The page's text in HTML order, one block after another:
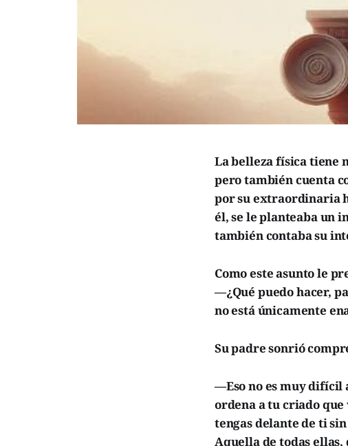
La belleza física tiene
pero también cuenta
por su extraordinaria
él, se le planteaba un
también contaba su
Como este asunto le
—¿Qué puedo hacer,
no está únicamente
Su padre sonrió
—Eso no es muy difícil
ordena a tu criado que
tengas delante de ti
Aquella de todas ellas,